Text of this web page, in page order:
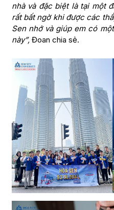
nhà và đặc biệt là tại một
rất bất ngờ khi được các
Sen nhớ và giúp em có
này”,Đoan chia sẻ.